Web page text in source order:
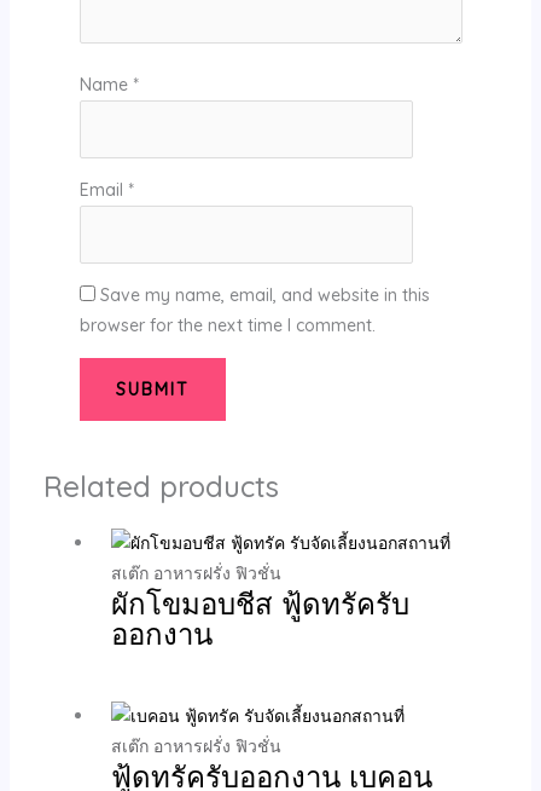
Name *
Email *
Save my name, email, and website in this
browser for the next time I comment.
Related products
สเต๊ก อาหารฝรั่ง ฟิวชั่น
ผักโขมอบชีส ฟู้ดทรัครับ
ออกงาน
สเต๊ก อาหารฝรั่ง ฟิวชั่น
ฟู้ดทรัครับออกงาน เบคอน